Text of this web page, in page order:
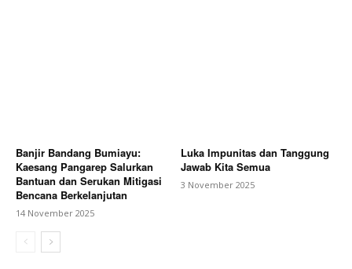
Banjir Bandang Bumiayu:
Kaesang Pangarep Salurkan
Bantuan dan Serukan Mitigasi
Bencana Berkelanjutan
14 November 2025
Luka Impunitas dan Tanggung
Jawab Kita Semua
3 November 2025